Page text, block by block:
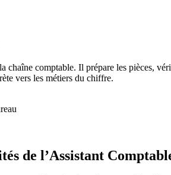
chaîne comptable. Il prépare les pièces,
vers les métiers du chiffre.
de l’Assistant